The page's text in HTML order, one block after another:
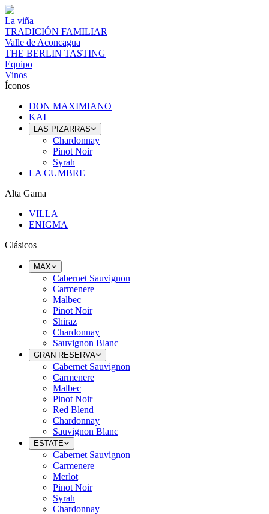
La viña
TRADICIÓN FAMILIAR
Valle de Aconcagua
THE BERLIN TASTING
Equipo
Vinos
Íconos
DON MAXIMIANO
KAI
LAS PIZARRAS
Chardonnay
Pinot Noir
Syrah
LA CUMBRE
Alta Gama
VILLA
ENIGMA
Clásicos
MAX
Cabernet Sauvignon
Carmenere
Malbec
Pinot Noir
Shiraz
Chardonnay
Sauvignon Blanc
GRAN RESERVA
Cabernet Sauvignon
Carmenere
Malbec
Pinot Noir
Red Blend
Chardonnay
Sauvignon Blanc
ESTATE
Cabernet Sauvignon
Carmenere
Merlot
Pinot Noir
Syrah
Chardonnay